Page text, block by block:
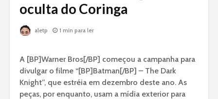
oculta do Coringa
aletp 1 min para ler
A [BP]Warner Bros[/BP] começou a campanha para
divulgar o filme “[BP]Batman[/BP] – The Dark
Knight”, que estréia em dezembro deste ano. As
peças, por enquanto, usam a mídia exterior para